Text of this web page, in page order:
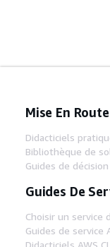
Mise En Route
Didacticiels
Bibliothèque de
Guides de décision
Guides De
Choisir un service
Guides de service
Didacticiels AWS